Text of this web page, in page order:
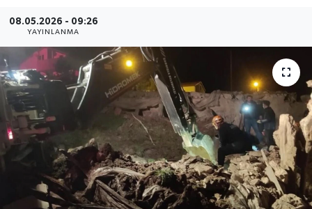
08.05.2026 - 09:26
YAYINLANMA
SAĞLIK
SİYASET
SOSYAL YARDIMLAR
SPONSORLU YAZI
SPOR